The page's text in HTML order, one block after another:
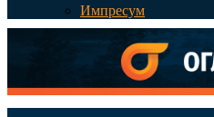
Импресум